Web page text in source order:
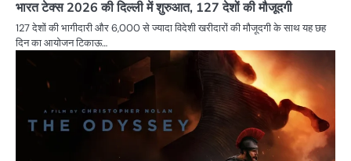
भारत टेक्स 2026 की दिल्ली में शुरुआत, 127 देशों की मौजूदगी
127 देशों की भागीदारी और 6,000 से ज्यादा विदेशी खरीदारों की मौजूदगी के साथ यह छह
दिन का आयोजन टिकाऊ…